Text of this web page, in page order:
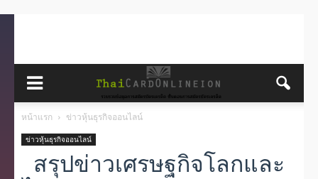
หน้าแรก ข่าวหุ้นธุรกิจออนไลน์
ข่าวหุ้นธุรกิจออนไลน์
สรุปข่าวเศรษฐกิจโลกและ